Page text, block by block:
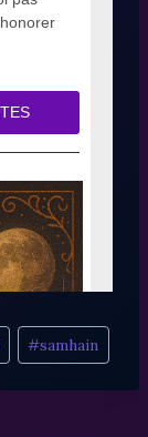
#samhain